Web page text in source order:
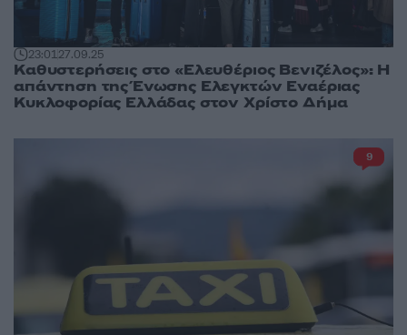
23:0127.09.25
Καθυστερήσεις στο «Ελευθέριος Βενιζέλος»: Η
απάντηση της Ένωσης Ελεγκτών Εναέριας
Κυκλοφορίας Ελλάδας στον Χρίστο Δήμα
9